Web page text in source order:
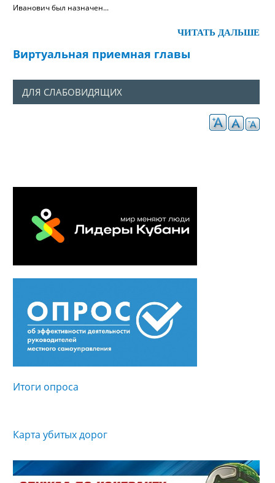
Иванович был назначен...
ЧИТАТЬ ДАЛЬШЕ
Виртуальная приемная главы
ДЛЯ СЛАБОВИДЯЩИХ
Итоги опроса
Карта убитых дорог